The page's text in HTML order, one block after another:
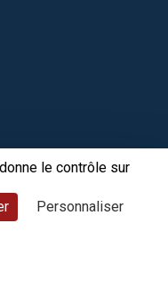
le contrôle sur
Personnaliser
© CTC - 2026